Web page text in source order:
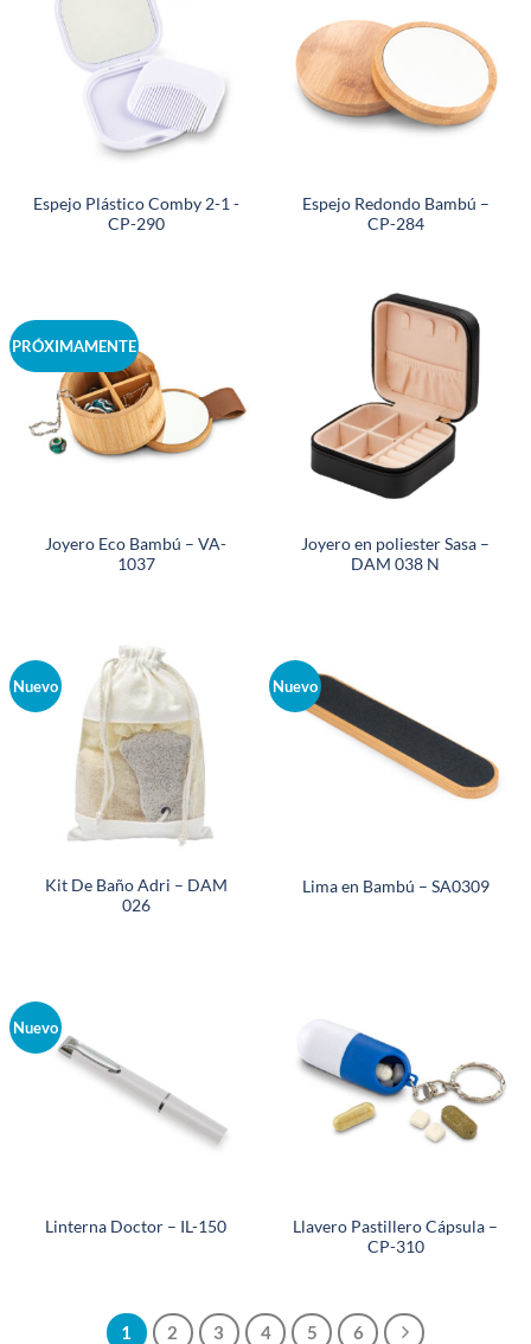
Espejo Plástico Comby 2-1 -
CP-290
Espejo Redondo Bambú –
CP-284
PRÓXIMAMENTE
Joyero Eco Bambú – VA-
1037
Joyero en poliester Sasa –
DAM 038 N
Nuevo
Kit De Baño Adri – DAM
026
Nuevo
Lima en Bambú – SA0309
Nuevo
Linterna Doctor – IL-150
Llavero Pastillero Cápsula –
CP-310
1 2 3 4 5 6